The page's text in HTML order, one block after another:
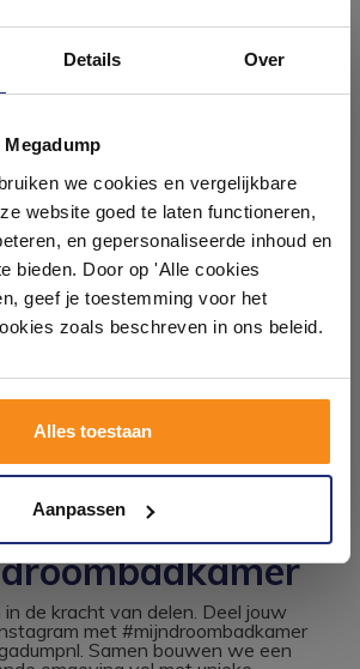
Details Over
we cookies en vergelijkbare
website goed te laten functioneren,
en gepersonaliseerde inhoud en
bieden. Door op 'Alle cookies
geef je toestemming voor het
zoals beschreven in ons beleid.
Alles toestaan
Aanpassen
huis
37,87
Voor Bad En Douchetub
31,89
de kracht van delen. Deel jouw
met #mijndroombadkamer
Samen bouwen we een
in onze 1000 m²
showroom
door 21 volledig ingerichte
– van compact tot luxe. Onze
helpen je persoonlijk, en je vindt
direct uit voorraad. Gratis parkeren
op eigen terrein.
en ervaar zelf het verschil!